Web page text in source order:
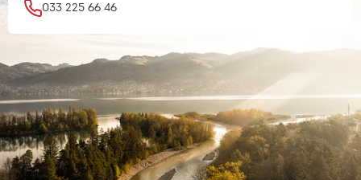
033 225 66 46